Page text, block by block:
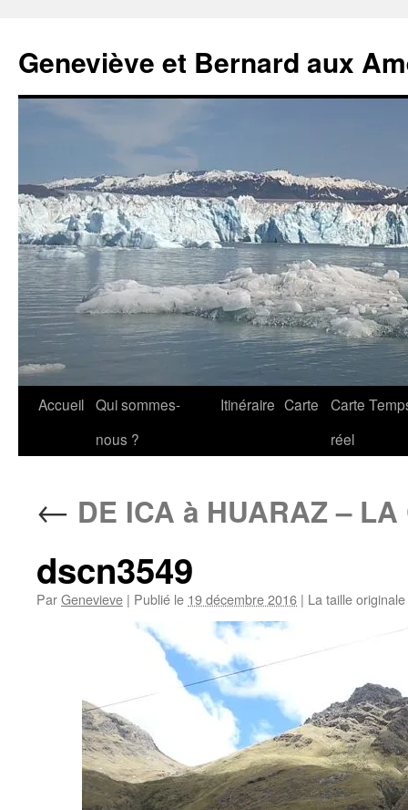
Geneviève et Bernard aux
Aller
Accueil Qui sommes-
nous ?
Itinéraire Carte
Carte
réel
← DE ICA à HUARAZ –
dscn3549
ParGenevieve | Publié le 19 décembre 2016 | La taille